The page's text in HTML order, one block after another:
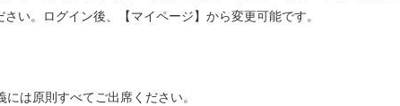
い。ログイン後、【マイページ】から変更可能です。
は原則すべてご出席ください。